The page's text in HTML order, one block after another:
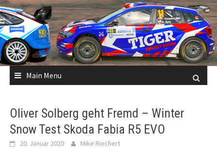
Skip
to
content
Main Menu
Oliver Solberg geht Fremd – Winter
Snow Test Skoda Fabia R5 EVO
20. Januar 2020 Mike Riechert